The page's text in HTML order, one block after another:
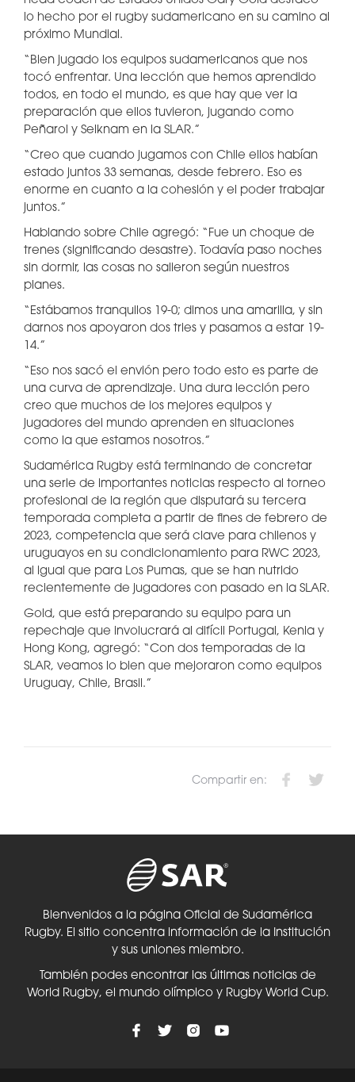
lo hecho por el rugby sudamericano en su camino al
próximo Mundial.
“Bien jugado los equipos sudamericanos que nos
tocó enfrentar. Una lección que hemos aprendido
todos, en todo el mundo, es que hay que ver la
preparación que ellos tuvieron, jugando como
Peñarol y Selknam en la SLAR.”
“Creo que cuando jugamos con Chile ellos habían
estado juntos 33 semanas, desde febrero. Eso es
enorme en cuanto a la cohesión y el poder trabajar
juntos.”
Hablando sobre Chile agregó: “Fue un choque de
trenes (significando desastre). Todavía paso noches
sin dormir, las cosas no salieron según nuestros
planes.
“Estábamos tranquilos 19-0; dimos una amarilla, y sin
darnos nos apoyaron dos tries y pasamos a estar 19-
14.”
“Eso nos sacó el envión pero todo esto es parte de
una curva de aprendizaje. Una dura lección pero
creo que muchos de los mejores equipos y
jugadores del mundo aprenden en situaciones
como la que estamos nosotros.”
Sudamérica Rugby está terminando de concretar
una serie de importantes noticias respecto al torneo
profesional de la región que disputará su tercera
temporada completa a partir de fines de febrero de
2023, competencia que será clave para chilenos y
uruguayos en su condicionamiento para RWC 2023,
al igual que para Los Pumas, que se han nutrido
recientemente de jugadores con pasado en la SLAR.
Gold, que está preparando su equipo para un
repechaje que involucrará al difícil Portugal, Kenia y
Hong Kong, agregó: “Con dos temporadas de la
SLAR, veamos lo bien que mejoraron como equipos
Uruguay, Chile, Brasil.”
Compartir en:
Bienvenidos a la página Oficial de Sudamérica
Rugby. El sitio concentra información de la Institución
y sus uniones miembro.
También podes encontrar las últimas noticias de
World Rugby, el mundo olímpico y Rugby World Cup.